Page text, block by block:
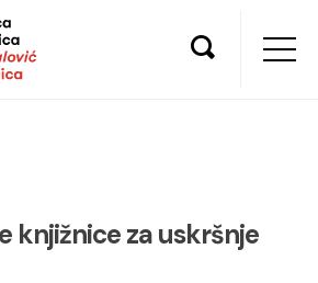
knjižnice za uskršnje